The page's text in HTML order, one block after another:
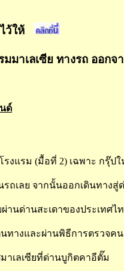
ว้ให้
ด์
งแรม (มื้อที่ 2) เฉพาะ กรุ๊ป
ถเลย จากนั้นออกเดินทางสู่
านด่านสะเดาของประเทศไ
ทางและผ่านพิธีการตรวจคน
าเลเซียที่ด่านบูกิตคาอีตั๊ม